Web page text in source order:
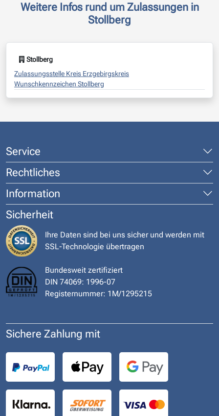
Weitere Infos rund um Zulassungen in
Stollberg
Stollberg
Zulassungsstelle Kreis Erzgebirgskreis
Wunschkennzeichen Stollberg
Service
Rechtliches
Information
Sicherheit
Ihre Daten sind bei uns sicher und werden mit
SSL-Technologie übertragen
Bundesweit zertifiziert
DIN 74069: 1996-07
Registernummer: 1M/1295215
Sichere Zahlung mit